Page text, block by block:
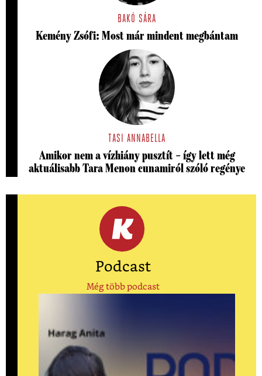
BAKÓ SÁRA
Kemény Zsófi: Most már mindent megbántam
TASI ANNABELLA
Amikor nem a vízhiány pusztít – így lett még
aktuálisabb Tara Menon cunamiról szóló regénye
Podcast
Még több podcast